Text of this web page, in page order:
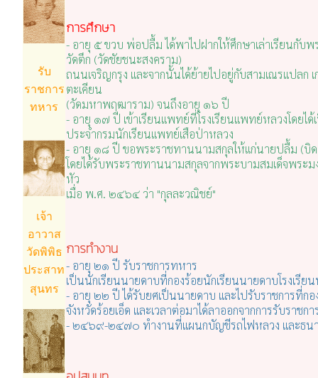
รับ
ราชการ
ทหาร
เจ้า
อาวาส
วัดพิพิธ
ประสาท
สุนทร
การศึกษา
- อายุ ๕ ขวบ พ่อปลื้ม ได้พาไปฝากให้ศึกษาเล่าเรียนกับพ
วัดตึก (วัดชัยชนะสงคราม)
ถนนเจริญกรุง และจากนั้นได้ย้ายไปอยู่กับสามเณรแปลก
ตะเคียน
(วัดมหาพฤฒาราม) จนถึงอายุ ๑๖ ปี
- อายุ ๑๗ ปี เข้าเรียนแพทย์ที่โรงเรียนแพทย์หลวงโดยไ
ประจำกรมนักเรียนแพทย์เสือป่าหลวง
- อายุ ๑๘ ปี ขอพระราชทานนามสกุลให้แก่นายปลื้ม (บิ
โดยได้รับพระราชทานนามสกุลจากพระบามสมเด็จพระมง
หัว
เมื่อ พ.ศ. ๒๔๖๔ ว่า "กุลละวณิชย์"
การทำงาน
- อายุ ๒๑ ปี รับราชการทหาร
เป็นนักเรียนนายดาบที่กองร้อยนักเรียนนายดาบโรงเรีย
- อายุ ๒๒ ปี ได้รับยศเป็นนายดาบ และไปรับราชการที่
จังหวัดร้อยเอ็ด และเวลาต่อมาได้ลาออกจากการรับราชก
- ๒๔๖๙-๒๔๗๐ ทำงานที่แผนกบัญชีรถไฟหลวง และธนา